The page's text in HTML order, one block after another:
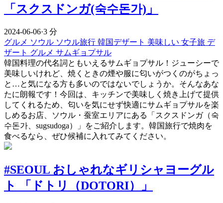
「スクスドンガ(숙수돈가)」
2024-06-06·3 分
グルメ ソウル ソウル旅行 韓国デザート 美味しい 女子旅 デ
ザート グルメ サムギョプサル
韓国料理の代名詞ともいえるサムギョプサル！ジューシーで
美味しいけれど、焼くときの煙や服に匂いがつくのがちょっ
と…と気になる方も多いのではないでしょうか。そんなあな
たに朗報です！今回は、キッチンで美味しく焼き上げて提供
してくれるため、匂いを気にせず快適にサムギョプサルを楽
しめるお店、ソウル・蚕室エリアにある「スクスドンガ（숙
수돈가、sugsudoga）」をご紹介します。韓国旅行で焼肉を
食べるなら、ぜひ候補に入れてみてください。
#SEOUL おしゃれなギリシャヨーグル
ト 「ドトリ（DOTORI）」